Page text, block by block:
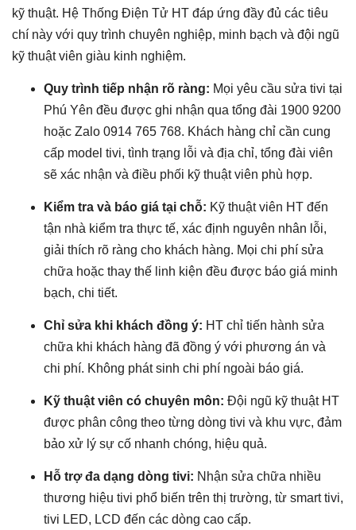
kỹ thuật. Hệ Thống Điện Tử HT đáp ứng đầy đủ các tiêu
chí này với quy trình chuyên nghiệp, minh bạch và đội ngũ
kỹ thuật viên giàu kinh nghiệm.
Quy trình tiếp nhận rõ ràng: Mọi yêu cầu sửa tivi tại
Phú Yên đều được ghi nhận qua tổng đài 1900 9200
hoặc Zalo 0914 765 768. Khách hàng chỉ cần cung
cấp model tivi, tình trạng lỗi và địa chỉ, tổng đài viên
sẽ xác nhận và điều phối kỹ thuật viên phù hợp.
Kiểm tra và báo giá tại chỗ: Kỹ thuật viên HT đến
tận nhà kiểm tra thực tế, xác định nguyên nhân lỗi,
giải thích rõ ràng cho khách hàng. Mọi chi phí sửa
chữa hoặc thay thế linh kiện đều được báo giá minh
bạch, chi tiết.
Chỉ sửa khi khách đồng ý: HT chỉ tiến hành sửa
chữa khi khách hàng đã đồng ý với phương án và
chi phí. Không phát sinh chi phí ngoài báo giá.
Kỹ thuật viên có chuyên môn: Đội ngũ kỹ thuật HT
được phân công theo từng dòng tivi và khu vực, đảm
bảo xử lý sự cố nhanh chóng, hiệu quả.
Hỗ trợ đa dạng dòng tivi: Nhận sửa chữa nhiều
thương hiệu tivi phổ biến trên thị trường, từ smart tivi,
tivi LED, LCD đến các dòng cao cấp.